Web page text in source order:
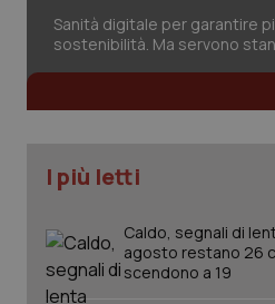
Sanità digitale per garantire
sostenibilità. Ma servono
I più letti
Caldo, segnali di
agosto restano 26
scendono a 19
CookieScriptConsent